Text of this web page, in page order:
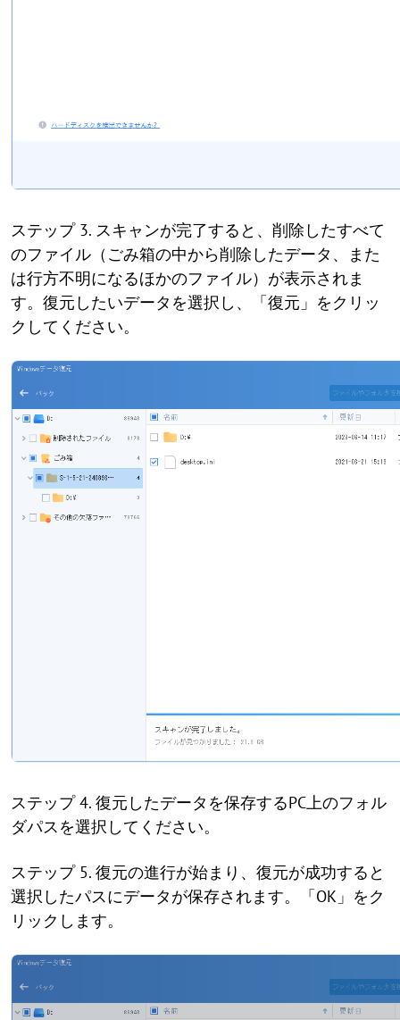
ステップ 3. スキャンが完了すると、削除したすべて
のファイル（ごみ箱の中から削除したデータ、また
は行方不明になるほかのファイル）が表示されま
す。復元したいデータを選択し、「復元」をクリッ
クしてください。
ステップ 4. 復元したデータを保存するPC上のフォル
ダパスを選択してください。
ステップ 5. 復元の進行が始まり、復元が成功すると
選択したパスにデータが保存されます。「OK」をク
リックします。